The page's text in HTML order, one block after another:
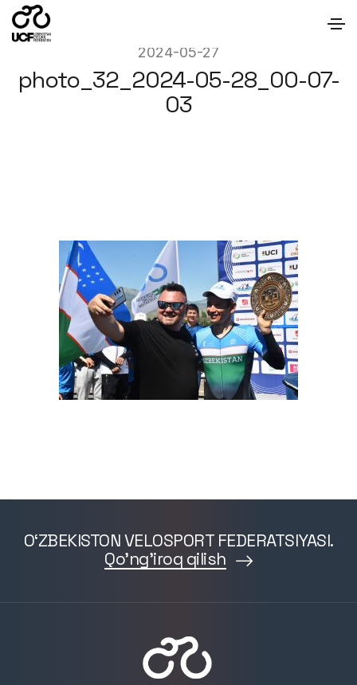
2024-05-27
photo_32_2024-05-28_00-07-
03
O‘ZBEKISTON VELOSPORT FEDERATSIYASI.
Qo'ng'iroq qilish